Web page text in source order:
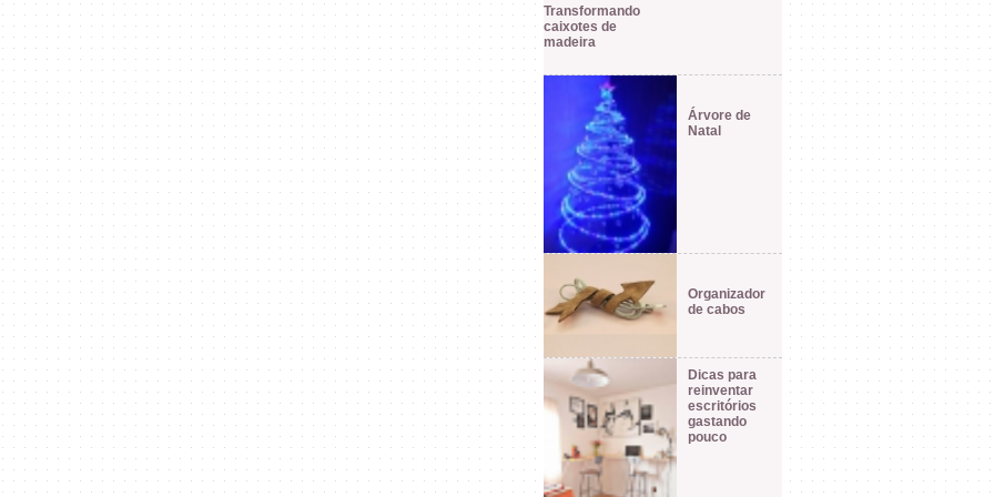
Transformando
caixotes de
madeira
Árvore de
Natal
Organizador
de cabos
Dicas para
reinventar
escritórios
gastando
pouco